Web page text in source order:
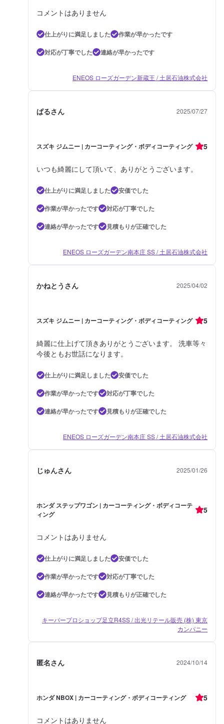
コメントはありません
仕上がりに満足しました
作業が早かったです
対応が丁寧でした
連絡が早かったです
ENEOS ローズガーデン新蔵王 / 土居石油株式会社
ぱるさん 2025/07/27
スズキ ジムニー | カーコーティング・ボディコーティング 5
いつも綺麗にして頂いて、ありがとうございます。
仕上がりに満足しました
安価でした
作業が早かったです
対応が丁寧でした
連絡が早かったです
見積もりが正確でした
ENEOS ローズガーデン南本庄 SS / 土居石油株式会社
かねとうさん 2025/04/02
スズキ ジムニー | カーコーティング・ボディコーティング 5
綺麗に仕上げて頂きありがとうございます。 洗車等々
今後ともお世話になります。
仕上がりに満足しました
安価でした
作業が早かったです
対応が丁寧でした
連絡が早かったです
見積もりが正確でした
ENEOS ローズガーデン南本庄 SS / 土居石油株式会社
じゅんさん 2025/01/26
ホンダ ステップワゴン | カーコーティング・ボディコーテ
ィング
5
コメントはありません
仕上がりに満足しました
安価でした
作業が早かったです
対応が丁寧でした
連絡が早かったです
見積もりが正確でした
キーパープロショップ足立R4SS / 出光リテール販売 (株) 東京
カンパニー
匿名さん 2024/10/14
ホンダ NBOX | カーコーティング・ボディコーティング 5
コメントはありません